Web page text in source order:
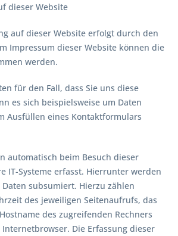
dieser Website
auf dieser Website erfolgt durch den
Impressum dieser Website können die
werden.
für den Fall, dass Sie uns diese
es sich beispielsweise um Daten
Ausfüllen eines Kontaktformulars
automatisch beim Besuch dieser
IT-Systeme erfasst. Hierrunter werden
subsumiert. Hierzu zählen
des jeweiligen Seitenaufrufs, das
des zugreifenden Rechners
Die Erfassung dieser